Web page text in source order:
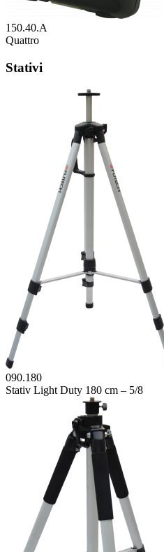
150.40.A
Quattro
Stativi
090.180
Stativ Light Duty 180 cm – 5/8